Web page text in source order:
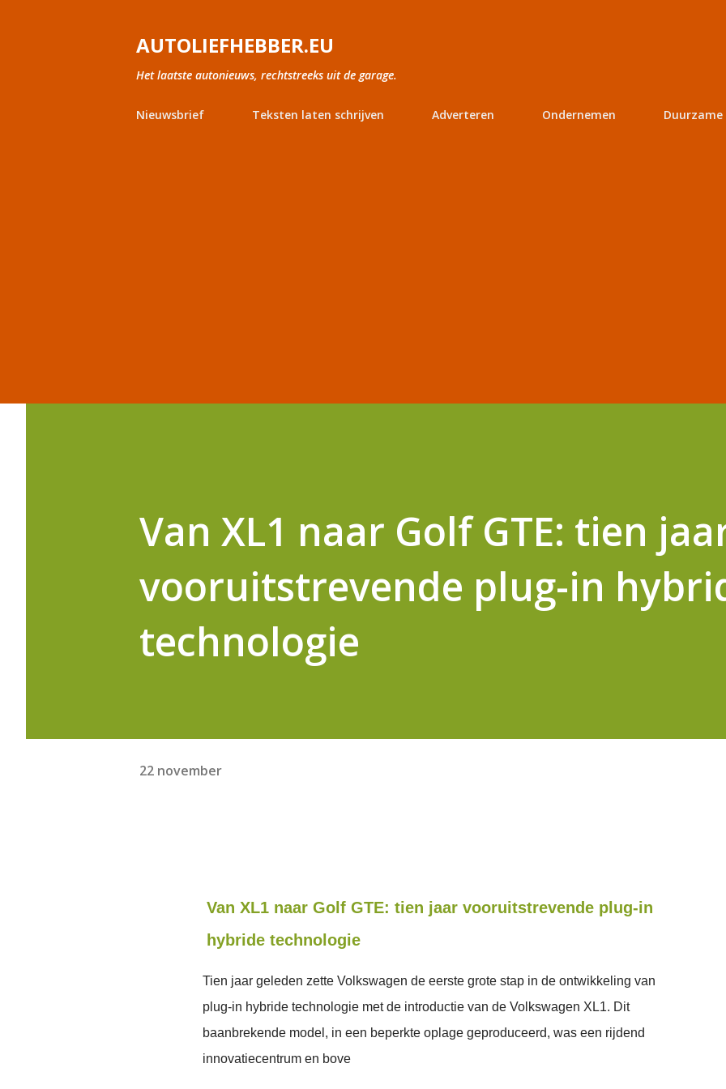
AUTOLIEFHEBBER.EU
Het laatste autonieuws, rechtstreeks uit de garage.
Nieuwsbrief Teksten laten schrijven Adverteren Ondernemen Duurzame
Van XL1 naar Golf GTE: tien
vooruitstrevende plug-in
technologie
22 november
Van XL1 naar Golf GTE: tien jaar vooruitstrevende plug-in
hybride technologie
Tien jaar geleden zette Volkswagen de eerste grote stap in de ontwikkeling van
plug-in hybride technologie met de introductie van de Volkswagen XL1. Dit
baanbrekende model, in een beperkte oplage geproduceerd, was een rijdend
innovatiecentrum en bove